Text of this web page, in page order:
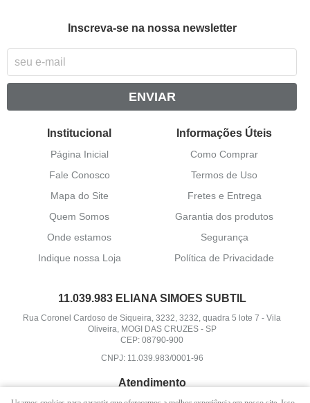
Inscreva-se na nossa newsletter
ENVIAR
Institucional
Página Inicial
Fale Conosco
Mapa do Site
Quem Somos
Onde estamos
Indique nossa Loja
Informações Úteis
Como Comprar
Termos de Uso
Fretes e Entrega
Garantia dos produtos
Segurança
Política de Privacidade
11.039.983 ELIANA SIMOES SUBTIL
Rua Coronel Cardoso de Siqueira, 3232, 3232, quadra 5 lote 7 -Vila
Oliveira, MOGI DAS CRUZES- SP
CEP: 08790-900
CNPJ: 11.039.983/0001-96
Atendimento